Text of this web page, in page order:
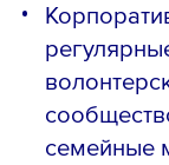
семейные